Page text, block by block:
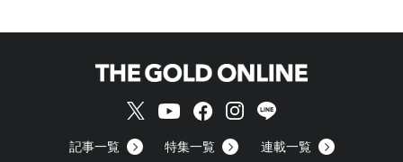
記事一覧 特集一覧 連載一覧